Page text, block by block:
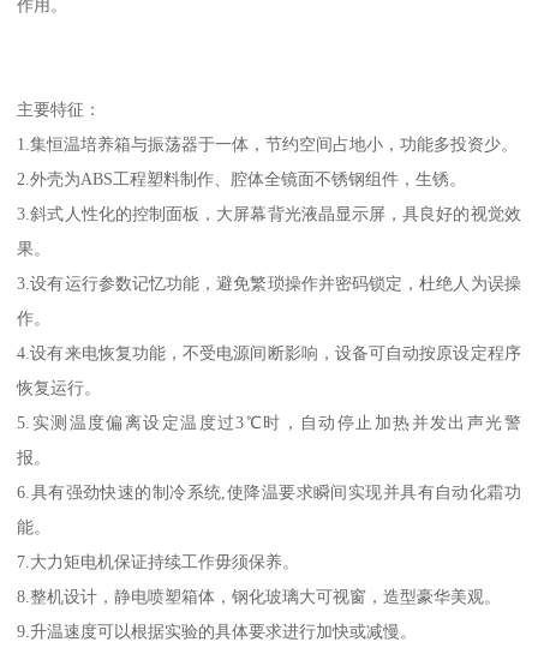
作用。
主要特征：
1.集恒温培养箱与振荡器于一体，节约空间占地小，功能多投资少。
2.外壳为ABS工程塑料制作、腔体全镜面不锈钢组件，生锈。
3.斜式人性化的控制面板，大屏幕背光液晶显示屏，具良好的视觉效
果。
3.设有运行参数记忆功能，避免繁琐操作并密码锁定，杜绝人为误操
作。
4.设有来电恢复功能，不受电源间断影响，设备可自动按原设定程序
恢复运行。
5.实测温度偏离设定温度过3℃时，自动停止加热并发出声光警
报。
6.具有强劲快速的制冷系统,使降温要求瞬间实现并具有自动化霜功
能。
7.大力矩电机保证持续工作毋须保养。
8.整机设计，静电喷塑箱体，钢化玻璃大可视窗，造型豪华美观。
9.升温速度可以根据实验的具体要求进行加快或减慢。